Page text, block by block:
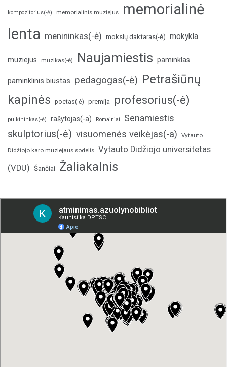
kompozitorius(-ė) memorialinis muziejus
memorialinė
lenta menininkas(-ė) mokslų daktaras(-ė) mokykla
muziejus muzikas(-ė) Naujamiestis paminklas
paminklinis biustas pedagogas(-ė) Petrašiūnų
kapinės poetas(-ė) premija profesorius(-ė)
pulkininkas(-ė) rašytojas(-a) Romainiai Senamiestis
skulptorius(-ė) visuomenės veikėjas(-a) Vytauto
Didžiojo karo muziejaus sodelis Vytauto Didžiojo universitetas
(VDU) Šančiai Žaliakalnis